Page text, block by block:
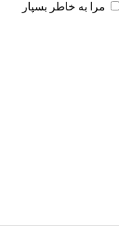
مرا به خاطر بسپار